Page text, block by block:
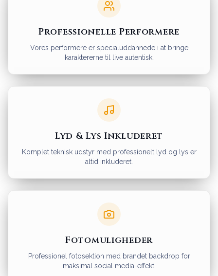
Professionelle Performere
Vores performere er specialuddannede i at bringe
karaktererne til live autentisk.
Lyd & Lys Inkluderet
Komplet teknisk udstyr med professionelt lyd og lys er
altid inkluderet.
Fotomuligheder
Professionel fotosektion med brandet backdrop for
maksimal social media-effekt.